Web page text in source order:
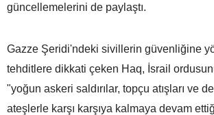
güncellemelerini de paylaştı.
Gazze Şeridi'ndeki sivillerin güvenliğine
tehditlere dikkati çeken Haq, İsrail
"yoğun askeri saldırılar, topçu atışları ve
ateşlerle karşı karşıya kalmaya devam